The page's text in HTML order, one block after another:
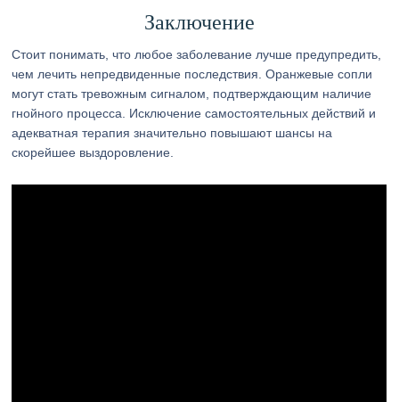
Заключение
Стоит понимать, что любое заболевание лучше предупредить,
чем лечить непредвиденные последствия. Оранжевые сопли
могут стать тревожным сигналом, подтверждающим наличие
гнойного процесса. Исключение самостоятельных действий и
адекватная терапия значительно повышают шансы на
скорейшее выздоровление.